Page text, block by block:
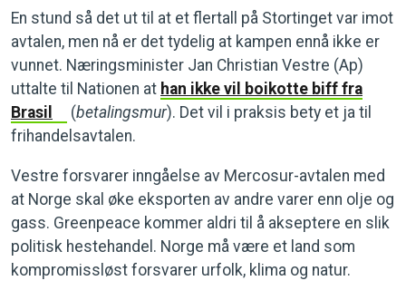
En stund så det ut til at et flertall på Stortinget var imot
avtalen, men nå er det tydelig at kampen ennå ikke er
vunnet. Næringsminister Jan Christian Vestre (Ap)
uttalte til Nationen at han ikke vil boikotte biff fra
Brasil
(betalingsmur). Det vil i praksis bety et ja til
frihandelsavtalen.
Vestre forsvarer inngåelse av Mercosur-avtalen med
at Norge skal øke eksporten av andre varer enn olje og
gass. Greenpeace kommer aldri til å akseptere en slik
politisk hestehandel. Norge må være et land som
kompromissløst forsvarer urfolk, klima og natur.